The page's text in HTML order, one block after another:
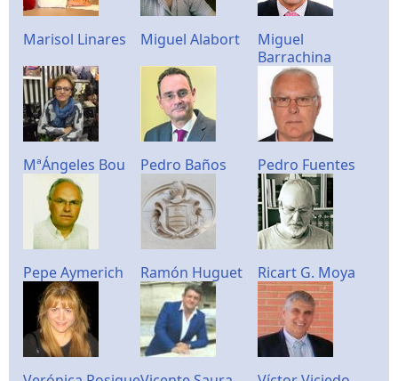
Marisol Linares Miguel Alabort
Miguel
Barrachina
MªÁngeles Bou Pedro Baños Pedro Fuentes
Pepe Aymerich Ramón Huguet Ricart G. Moya